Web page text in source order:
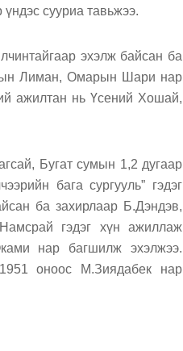
сууриа тавьжээ.
эхэлж байсан ба
Лиман, Омарын Шари нар
ажилтан нь Үсений Хошай,
Бугат сумын 1,2 дугаар
бага сургууль” гэдэг
ба захирлаар Б.Дэндэв,
гэдэг хүн ажиллаж
нар багшилж эхэлжээ.
оноос М.Зиядабек нар